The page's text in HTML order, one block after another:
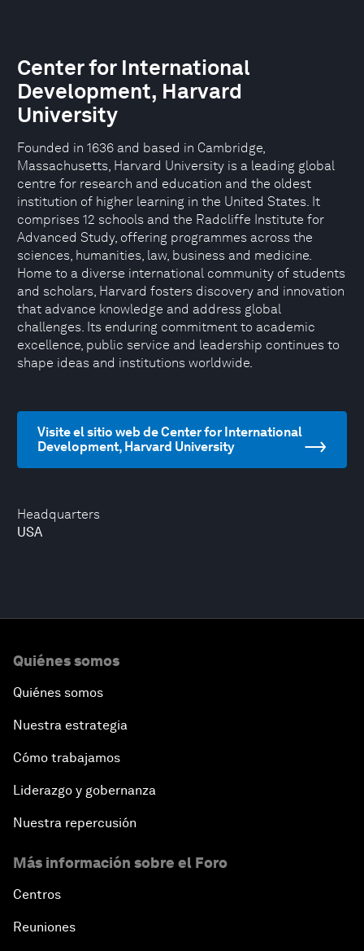
Headquarters
USA
Center for International
Development, Harvard
University
Founded in 1636 and based in Cambridge,
Massachusetts, Harvard University is a leading global
centre for research and education and the oldest
institution of higher learning in the United States. It
comprises 12 schools and the Radcliffe Institute for
Advanced Study, offering programmes across the
sciences, humanities, law, business and medicine.
Home to a diverse international community of students
and scholars, Harvard fosters discovery and innovation
that advance knowledge and address global
challenges. Its enduring commitment to academic
excellence, public service and leadership continues to
shape ideas and institutions worldwide.
Visite el sitio web de Center for International
Development, Harvard University
Quiénes somos
Quiénes somos
Nuestra estrategia
Cómo trabajamos
Liderazgo y gobernanza
Nuestra repercusión
Más información sobre el Foro
Centros
Reuniones